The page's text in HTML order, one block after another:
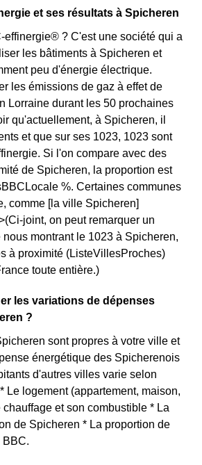
et ses résultats à Spicheren
effinergie® ? C'est une société qui a
les bâtiments à Spicheren et
peu d'énergie électrique.
les émissions de gaz à effet de
Lorraine durant les 50 prochaines
qu'actuellement, à Spicheren, il
et que sur ses 1023, 1023 sont
Si l'on compare avec des
de Spicheren, la proportion est
%. Certaines communes
comme [la ville Spicheren]
joint, on peut remarquer un
montrant le 1023 à Spicheren,
à proximité (ListeVillesProches)
toute entière.)
les variations de dépenses
?
sont propres à votre ville et
énergétique des Spicherenois
d'autres villes varie selon
Le logement (appartement, maison,
chauffage et son combustible * La
de Spicheren * La proportion de
BBC.